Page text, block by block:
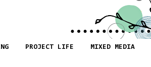
PROJECT LIFE MIXED MEDIA